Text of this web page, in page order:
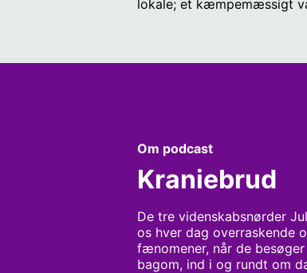
lokale; et kæmpemæssigt
Om podcast
Kraniebrud
De tre videnskabsnørder
os hver dag overraskende
fænomener, når de
bagom, ind i og rundt om